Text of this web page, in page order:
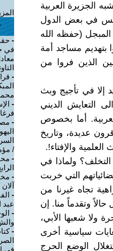
الجزيرة العربية
في بعض الدول
(حفظه الله
بتهديم مساجد أمة
الذين فروا من
إلا في تأجيج وبث
التعايش الديني
أما بخصوص
عديدة، وتاريخ
والإفتاء!.
ولماذا في
التي خربت
تجاه غيرنا من
وتقدماً منا. إن
ولا شعبها الأبي،
سياسية أخرى
الوضع الحرج
-
في
-
-
-
/
-
-
-
عبد
-
-
في